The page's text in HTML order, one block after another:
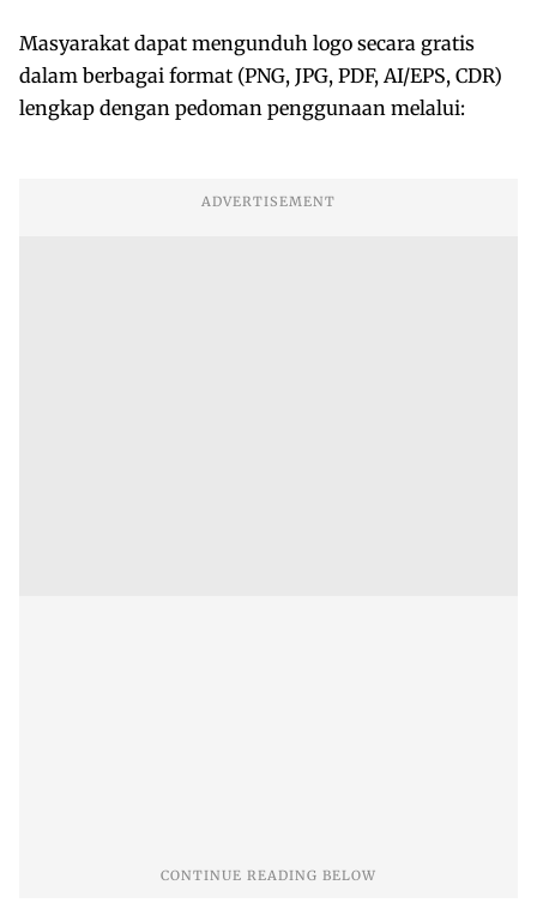
Masyarakat dapat mengunduh logo secara gratis
dalam berbagai format (PNG, JPG, PDF, AI/EPS, CDR)
lengkap dengan pedoman penggunaan melalui: